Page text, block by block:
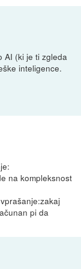
AI (ki je ti zgleda
inteligence.
na kompleksnost
pi da